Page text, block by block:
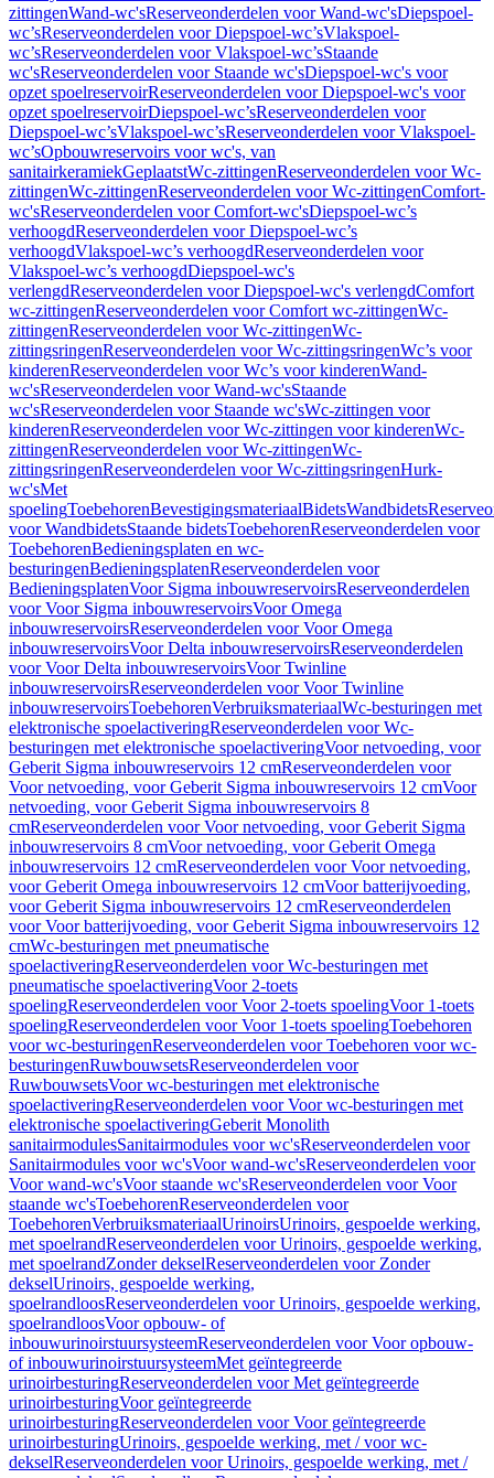
zittingenWand-wc'sReserveonderdelen voor Wand-wc'sDiepspoel-
wc’sReserveonderdelen voor Diepspoel-wc’sVlakspoel-
wc’sReserveonderdelen voor Vlakspoel-wc’sStaande
wc'sReserveonderdelen voor Staande wc'sDiepspoel-wc's voor
opzet spoelreservoirReserveonderdelen voor Diepspoel-wc's voor
opzet spoelreservoirDiepspoel-wc’sReserveonderdelen voor
Diepspoel-wc’sVlakspoel-wc’sReserveonderdelen voor Vlakspoel-
wc’sOpbouwreservoirs voor wc's, van
sanitairkeramiekGeplaatstWc-zittingenReserveonderdelen voor Wc-
zittingenWc-zittingenReserveonderdelen voor Wc-zittingenComfort-
wc'sReserveonderdelen voor Comfort-wc'sDiepspoel-wc’s
verhoogdReserveonderdelen voor Diepspoel-wc’s
verhoogdVlakspoel-wc’s verhoogdReserveonderdelen voor
Vlakspoel-wc’s verhoogdDiepspoel-wc's
verlengdReserveonderdelen voor Diepspoel-wc's verlengdComfort
wc-zittingenReserveonderdelen voor Comfort wc-zittingenWc-
zittingenReserveonderdelen voor Wc-zittingenWc-
zittingsringenReserveonderdelen voor Wc-zittingsringenWc’s voor
kinderenReserveonderdelen voor Wc’s voor kinderenWand-
wc'sReserveonderdelen voor Wand-wc'sStaande
wc'sReserveonderdelen voor Staande wc'sWc-zittingen voor
kinderenReserveonderdelen voor Wc-zittingen voor kinderenWc-
zittingenReserveonderdelen voor Wc-zittingenWc-
zittingsringenReserveonderdelen voor Wc-zittingsringenHurk-
wc'sMet
spoelingToebehorenBevestigingsmateriaalBidetsWandbidets
voor WandbidetsStaande bidetsToebehorenReserveonderdelen voor
ToebehorenBedieningsplaten en wc-
besturingenBedieningsplatenReserveonderdelen voor
BedieningsplatenVoor Sigma inbouwreservoirsReserveonderdelen
voor Voor Sigma inbouwreservoirsVoor Omega
inbouwreservoirsReserveonderdelen voor Voor Omega
inbouwreservoirsVoor Delta inbouwreservoirsReserveonderdelen
voor Voor Delta inbouwreservoirsVoor Twinline
inbouwreservoirsReserveonderdelen voor Voor Twinline
inbouwreservoirsToebehorenVerbruiksmateriaalWc-besturingen met
elektronische spoelactiveringReserveonderdelen voor Wc-
besturingen met elektronische spoelactiveringVoor netvoeding, voor
Geberit Sigma inbouwreservoirs 12 cmReserveonderdelen voor
Voor netvoeding, voor Geberit Sigma inbouwreservoirs 12 cmVoor
netvoeding, voor Geberit Sigma inbouwreservoirs 8
cmReserveonderdelen voor Voor netvoeding, voor Geberit Sigma
inbouwreservoirs 8 cmVoor netvoeding, voor Geberit Omega
inbouwreservoirs 12 cmReserveonderdelen voor Voor netvoeding,
voor Geberit Omega inbouwreservoirs 12 cmVoor batterijvoeding,
voor Geberit Sigma inbouwreservoirs 12 cmReserveonderdelen
voor Voor batterijvoeding, voor Geberit Sigma inbouwreservoirs 12
cmWc-besturingen met pneumatische
spoelactiveringReserveonderdelen voor Wc-besturingen met
pneumatische spoelactiveringVoor 2-toets
spoelingReserveonderdelen voor Voor 2-toets spoelingVoor 1-toets
spoelingReserveonderdelen voor Voor 1-toets spoelingToebehoren
voor wc-besturingenReserveonderdelen voor Toebehoren voor wc-
besturingenRuwbouwsetsReserveonderdelen voor
RuwbouwsetsVoor wc-besturingen met elektronische
spoelactiveringReserveonderdelen voor Voor wc-besturingen met
elektronische spoelactiveringGeberit Monolith
sanitairmodulesSanitairmodules voor wc'sReserveonderdelen voor
Sanitairmodules voor wc'sVoor wand-wc'sReserveonderdelen voor
Voor wand-wc'sVoor staande wc'sReserveonderdelen voor Voor
staande wc'sToebehorenReserveonderdelen voor
ToebehorenVerbruiksmateriaalUrinoirsUrinoirs, gespoelde werking,
met spoelrandReserveonderdelen voor Urinoirs, gespoelde werking,
met spoelrandZonder dekselReserveonderdelen voor Zonder
dekselUrinoirs, gespoelde werking,
spoelrandloosReserveonderdelen voor Urinoirs, gespoelde werking,
spoelrandloosVoor opbouw- of
inbouwurinoirstuursysteemReserveonderdelen voor Voor opbouw-
of inbouwurinoirstuursysteemMet geïntegreerde
urinoirbesturingReserveonderdelen voor Met geïntegreerde
urinoirbesturingVoor geïntegreerde
urinoirbesturingReserveonderdelen voor Voor geïntegreerde
urinoirbesturingUrinoirs, gespoelde werking, met / voor wc-
dekselReserveonderdelen voor Urinoirs, gespoelde werking, met /